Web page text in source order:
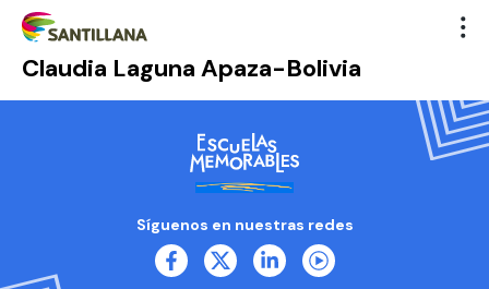
Claudia Laguna Apaza-Bolivia
Síguenos en nuestras redes